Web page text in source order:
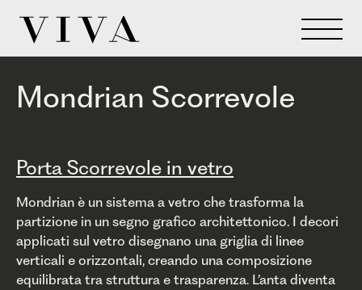
Mondrian Scorrevole
Porta Scorrevole in vetro
Mondrian è un sistema a vetro che trasforma la
partizione in un segno grafico architettonico. I decori
applicati sul vetro disegnano una griglia di linee
verticali e orizzontali, creando una composizione
equilibrata tra struttura e trasparenza. L’anta diventa